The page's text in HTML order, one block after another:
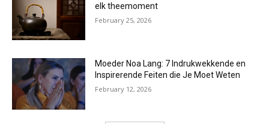
elk theemoment
February 25, 2026
Moeder Noa Lang: 7 Indrukwekkende en
Inspirerende Feiten die Je Moet Weten
February 12, 2026